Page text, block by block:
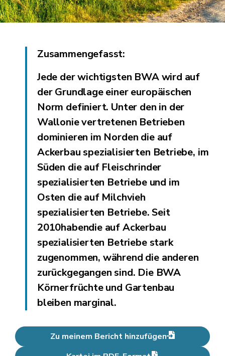
Zusammengefasst:
Jede der wichtigsten BWA wird auf
der Grundlage einer europäischen
Norm definiert. Unter den in der
Wallonie vertretenen Betrieben
dominieren im Norden die auf
Ackerbau spezialisierten Betriebe, im
Süden die auf Fleischrinder
spezialisierten Betriebe und im
Osten die auf Milchvieh
spezialisierten Betriebe.Seit
2010habendie auf Ackerbau
spezialisierten Betriebe stark
zugenommen, während die anderen
zurückgegangen sind. Die BWA
Körnerfrüchte und Gartenbau
bleiben marginal.
Zu meinem Bericht hinzufügen